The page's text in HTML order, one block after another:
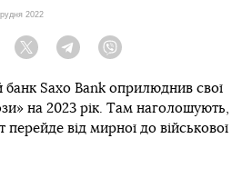
2022
Twitter TelegramViber
банк Saxo Bank оприлюднив свої
на 2023 рік. Там наголошують,
перейде від мирної до військової